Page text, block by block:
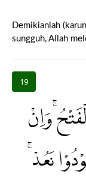
Demikianlah
sungguh, Allah
19
وَاِنْ
نَعُدْۚ